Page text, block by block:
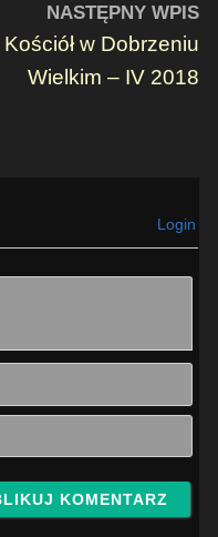
NASTĘPNY WPIS
Kościół w Dobrzeniu
Wielkim – IV 2018
Login
E-